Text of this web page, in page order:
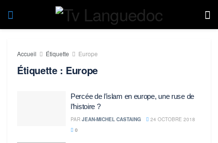
Accueil Étiquette Europe
Étiquette : Europe
Percée de l’islam en europe, une ruse de
l’histoire ?
PAR JEAN-MICHEL CASTAING
24 OCTOBRE 2018
0